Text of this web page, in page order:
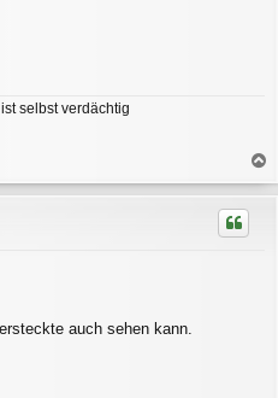
selbst verdächtig
a
c
auch sehen kann.